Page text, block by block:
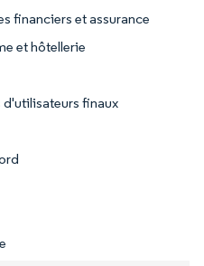
financiers et assurance
et hôtellerie
d'utilisateurs finaux